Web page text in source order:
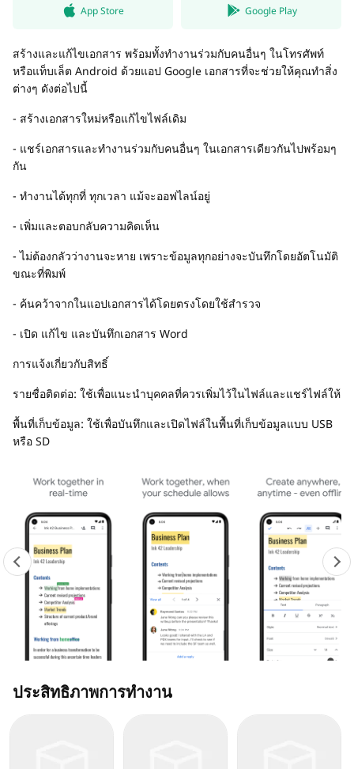
App Store Google Play
สร้างและแก้ไขเอกสาร พร้อมทั้งทำงานร่วมกับคนอื่นๆ ในโทรศัพท์
หรือแท็บเล็ต Android ด้วยแอป Google เอกสารที่จะช่วยให้คุณทำสิ่ง
ต่างๆ ดังต่อไปนี้
- สร้างเอกสารใหม่หรือแก้ไขไฟล์เดิม
- แชร์เอกสารและทำงานร่วมกับคนอื่นๆ ในเอกสารเดียวกันไปพร้อมๆ
กัน
- ทำงานได้ทุกที่ ทุกเวลา แม้จะออฟไลน์อยู่
- เพิ่มและตอบกลับความคิดเห็น
- ไม่ต้องกลัวว่างานจะหาย เพราะข้อมูลทุกอย่างจะบันทึกโดยอัตโนมัติ
ขณะที่พิมพ์
- ค้นคว้าจากในแอปเอกสารได้โดยตรงโดยใช้สำรวจ
- เปิด แก้ไข และบันทึกเอกสาร Word
การแจ้งเกี่ยวกับสิทธิ์
รายชื่อติดต่อ: ใช้เพื่อแนะนำบุคคลที่ควรเพิ่มไว้ในไฟล์และแชร์ไฟล์ให้
พื้นที่เก็บข้อมูล: ใช้เพื่อบันทึกและเปิดไฟล์ในพื้นที่เก็บข้อมูลแบบ USB
หรือ SD
ประสิทธิภาพการทำงาน